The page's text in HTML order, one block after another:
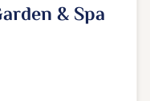
& Spa